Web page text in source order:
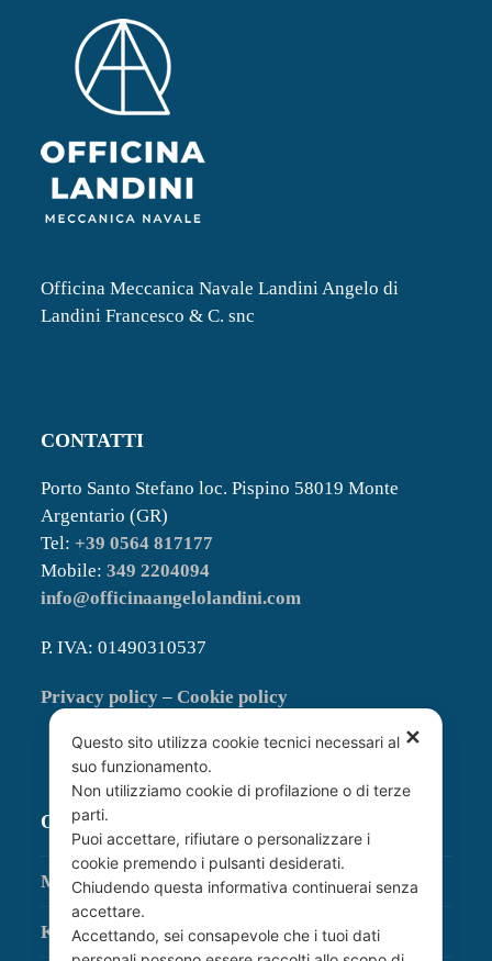
Officina Meccanica Navale Landini Angelo di
Landini Francesco & C. snc
CONTATTI
Porto Santo Stefano loc. Pispino 58019 Monte
Argentario (GR)
Tel: +39 0564 817177
Mobile:349 2204094
info@officinaangelolandini.com
P. IVA: 01490310537
Privacy policy –Cookie policy
OFFICINA AUTORIZZATA
MTU
Kohler
✕
Questo sito utilizza cookie tecnici necessari al
suo funzionamento.
Non utilizziamo cookie di profilazione o di terze
parti.
Puoi accettare, rifiutare o personalizzare i
cookie premendo i pulsanti desiderati.
Chiudendo questa informativa continuerai senza
accettare.
Accettando, sei consapevole che i tuoi dati